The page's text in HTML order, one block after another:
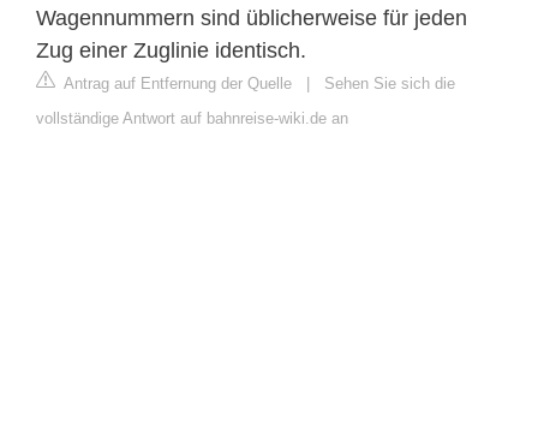
Wagennummern sind üblicherweise für jeden
Zug einer Zuglinie identisch.
Antrag auf Entfernung der Quelle
Sehen Sie sich die
vollständige Antwort auf bahnreise-wiki.de an